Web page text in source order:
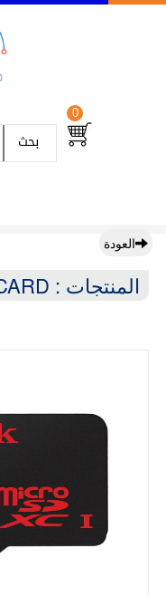
0
بحث
العودة
المنتجات : FLASH CARD